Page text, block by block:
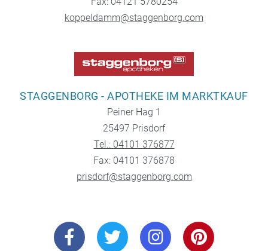
koppeldamm@staggenborg.com
STAGGENBORG - APOTHEKE IM MARKTKAUF
Peiner Hag 1
25497 Prisdorf
Tel.: 04101 376877
Fax: 04101 376878
prisdorf@staggenborg.com